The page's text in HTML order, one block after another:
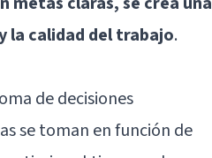
la calidad del trabajo.
de decisiones
se toman en función de